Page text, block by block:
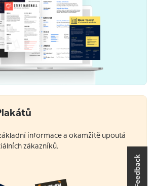
informace a okamžitě upoutá
zákazníků.